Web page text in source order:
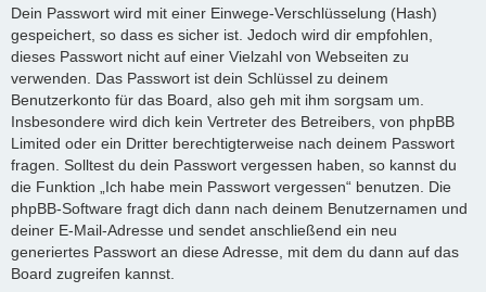
Dein Passwort wird mit einer Einwege-Verschlüsselung (Hash)
gespeichert, so dass es sicher ist. Jedoch wird dir empfohlen,
dieses Passwort nicht auf einer Vielzahl von Webseiten zu
verwenden. Das Passwort ist dein Schlüssel zu deinem
Benutzerkonto für das Board, also geh mit ihm sorgsam um.
Insbesondere wird dich kein Vertreter des Betreibers, von phpBB
Limited oder ein Dritter berechtigterweise nach deinem Passwort
fragen. Solltest du dein Passwort vergessen haben, so kannst du
die Funktion „Ich habe mein Passwort vergessen“ benutzen. Die
phpBB-Software fragt dich dann nach deinem Benutzernamen und
deiner E-Mail-Adresse und sendet anschließend ein neu
generiertes Passwort an diese Adresse, mit dem du dann auf das
Board zugreifen kannst.